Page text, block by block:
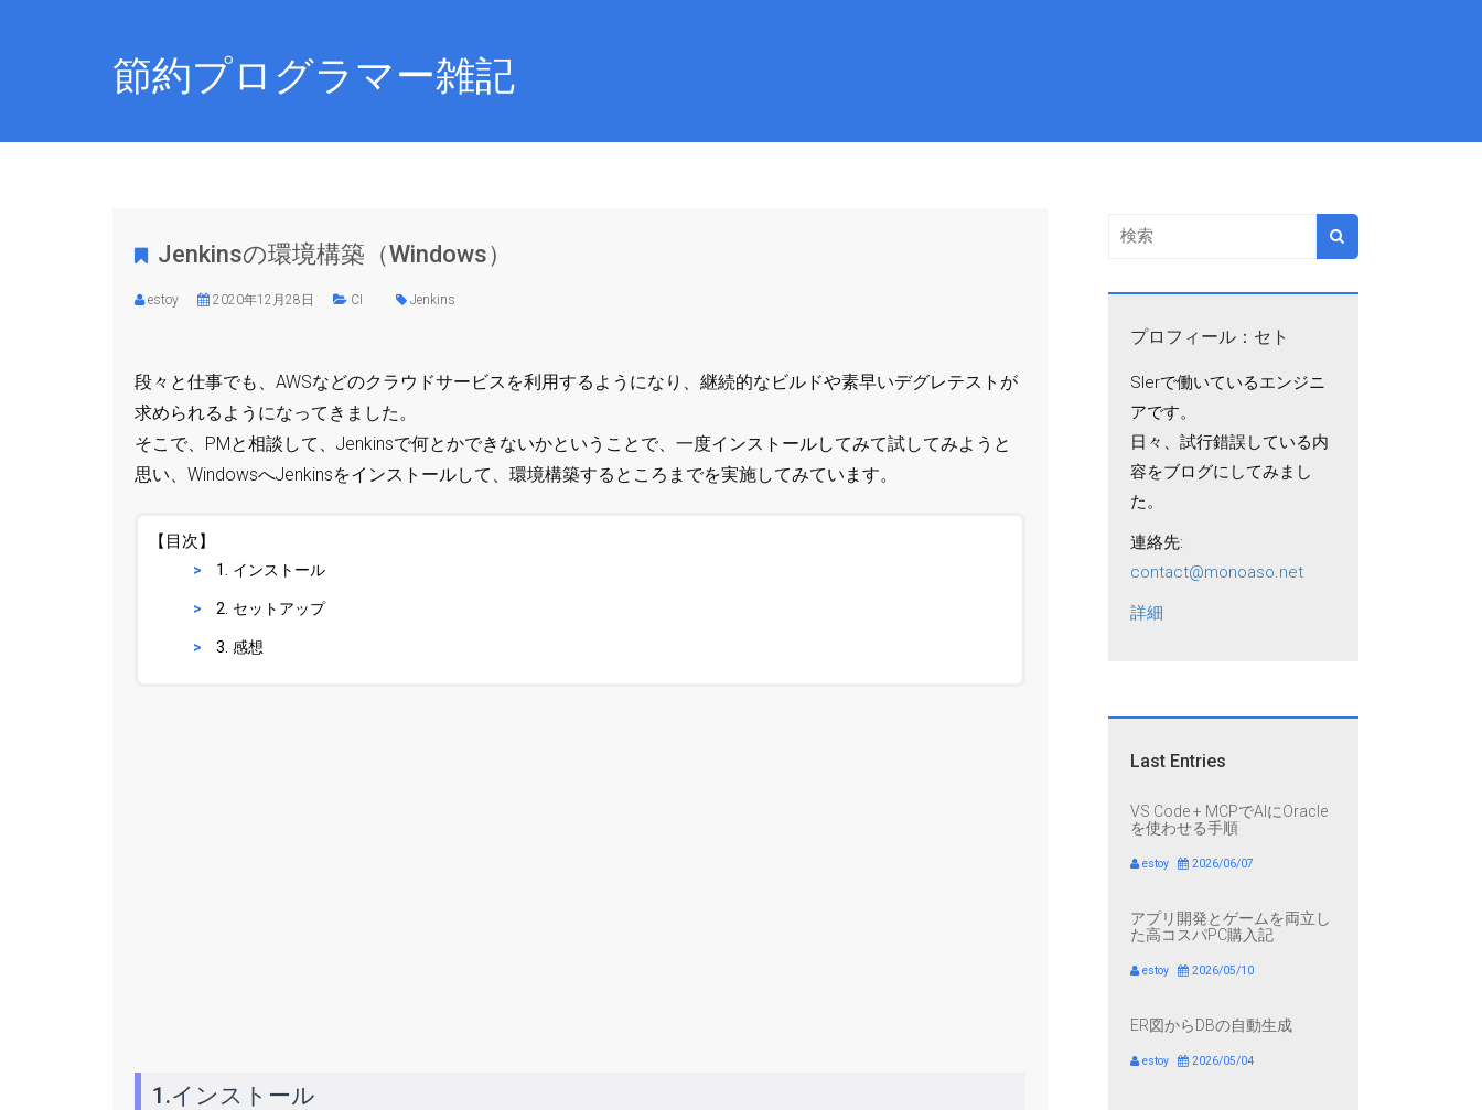
節約プログラマー雑記
Jenkinsの環境構築（Windows）
estoy 2020年12月28日 CI Jenkins
段々と仕事でも、AWSなどのクラウドサービスを利用するようになり、継続的なビルドや素早いデグレテストが
求められるようになってきました。
そこで、PMと相談して、Jenkinsで何とかできないかということで、一度インストールしてみて試してみようと
思い、WindowsへJenkinsをインストールして、環境構築するところまでを実施してみています。
【目次】
1. インストール
2. セットアップ
3. 感想
1.インストール
プロフィール：セト
SIerで働いているエンジニ
アです。
日々、試行錯誤している内
容をブログにしてみまし
た。
連絡先:
contact@monoaso.net
詳細
Last Entries
VS Code + MCPでAIにOracle
を使わせる手順
estoy 2026/06/07
アプリ開発とゲームを両立し
た高コスパPC購入記
estoy 2026/05/10
ER図からDBの自動生成
estoy 2026/05/04